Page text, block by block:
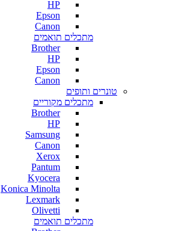
HP
Epson
Canon
מתכלים תואמים
Brother
HP
Epson
Canon
טונרים ותופים
מתכלים מקוריים
Brother
HP
Samsung
Canon
Xerox
Pantum
Kyocera
Konica Minolta
Lexmark
Olivetti
מתכלים תואמים